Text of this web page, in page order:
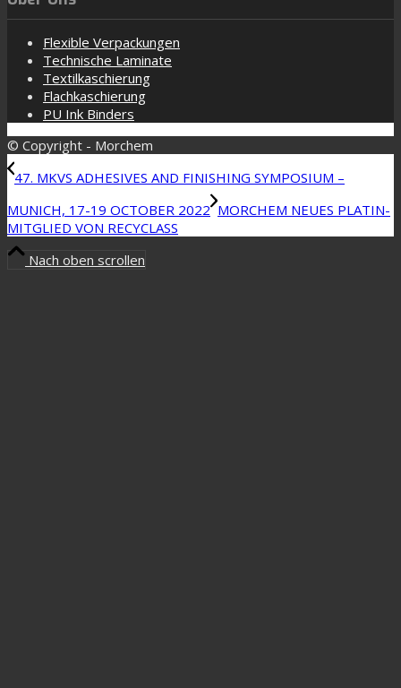
Flexible Verpackungen
Technische Laminate
Textilkaschierung
Flachkaschierung
PU Ink Binders
© Copyright - Morchem
47. MKVS ADHESIVES AND FINISHING SYMPOSIUM –
MUNICH, 17-19 OCTOBER 2022 MORCHEM NEUES PLATIN-
MITGLIED VON RECYCLASS
Nach oben scrollen